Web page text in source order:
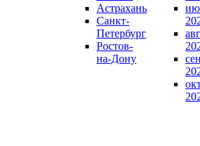
Астрахань
Санкт-
Петербург
Ростов-
на-Дону